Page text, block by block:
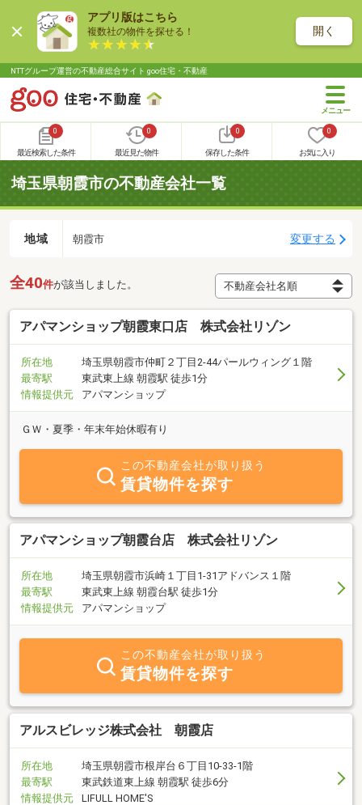
アプリ版はこちら
複数社の物件を探せる！ 開く
NTTグループ運営の不動産総合サイト goo住宅・不動産
0
最近検索した条件
0
最近見た物件
0
保存した条件
0
お気に入り
埼玉県朝霞市の不動産会社一覧
地域 朝霞市 変更する
全40件が該当しました。
アパマンショップ朝霞東口店 株式会社リゾン
所在地
埼玉県朝霞市仲町２丁目2-44パールウィング１階
最寄駅
東武東上線 朝霞駅 徒歩1分
情報提供元
アパマンショップ
ＧＷ・夏季・年末年始休暇有り
この不動産会社が取り扱う
賃貸物件を探す
アパマンショップ朝霞台店 株式会社リゾン
所在地
埼玉県朝霞市浜崎１丁目1-31アドバンス１階
最寄駅
東武東上線 朝霞台駅 徒歩1分
情報提供元
アパマンショップ
この不動産会社が取り扱う
賃貸物件を探す
アルスビレッジ株式会社 朝霞店
所在地
埼玉県朝霞市根岸台６丁目10-33-1階
最寄駅
東武鉄道東上線 朝霞駅 徒歩6分
情報提供元
LIFULL HOME'S